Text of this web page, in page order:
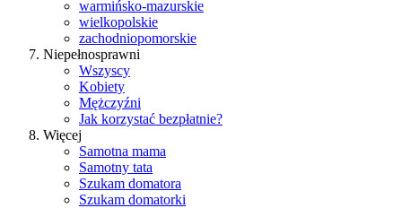
warmińsko-mazurskie
wielkopolskie
zachodniopomorskie
Niepełnosprawni
Wszyscy
Kobiety
Mężczyźni
Jak korzystać bezpłatnie?
Więcej
Samotna mama
Samotny tata
Szukam domatora
Szukam domatorki